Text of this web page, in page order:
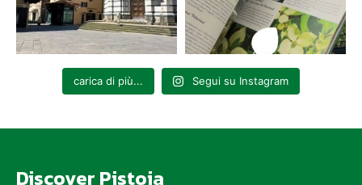
carica di più... Segui su Instagram
Discover Pistoia